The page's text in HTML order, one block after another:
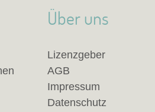
Über uns
Lizenzgeber
AGB
Impressum
Datenschutz